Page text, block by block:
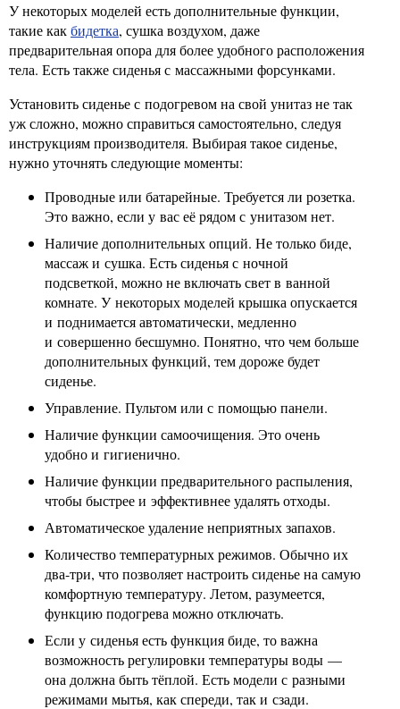
У некоторых моделей есть дополнительные функции,
такие какбидетка, сушка воздухом, даже
предварительная опора для более удобного расположения
тела. Есть также сиденья с массажными форсунками.
Установить сиденье с подогревом на свой унитаз не так
уж сложно, можно справиться самостоятельно, следуя
инструкциям производителя. Выбирая такое сиденье,
нужно уточнять следующие моменты:
Проводные или батарейные. Требуется ли розетка.
Это важно, если у вас её рядом с унитазом нет.
Наличие дополнительных опций. Не только биде,
массаж и сушка. Есть сиденья с ночной
подсветкой, можно не включать свет в ванной
комнате. У некоторых моделей крышка опускается
и поднимается автоматически, медленно
и совершенно бесшумно. Понятно, что чем больше
дополнительных функций, тем дороже будет
сиденье.
Управление. Пультом или с помощью панели.
Наличие функции самоочищения. Это очень
удобно и гигиенично.
Наличие функции предварительного распыления,
чтобы быстрее и эффективнее удалять отходы.
Автоматическое удаление неприятных запахов.
Количество температурных режимов. Обычно их
два-три, что позволяет настроить сиденье на самую
комфортную температуру. Летом, разумеется,
функцию подогрева можно отключать.
Если у сиденья есть функция биде, то важна
возможность регулировки температуры воды —
она должна быть тёплой. Есть модели с разными
режимами мытья, как спереди, так и сзади.